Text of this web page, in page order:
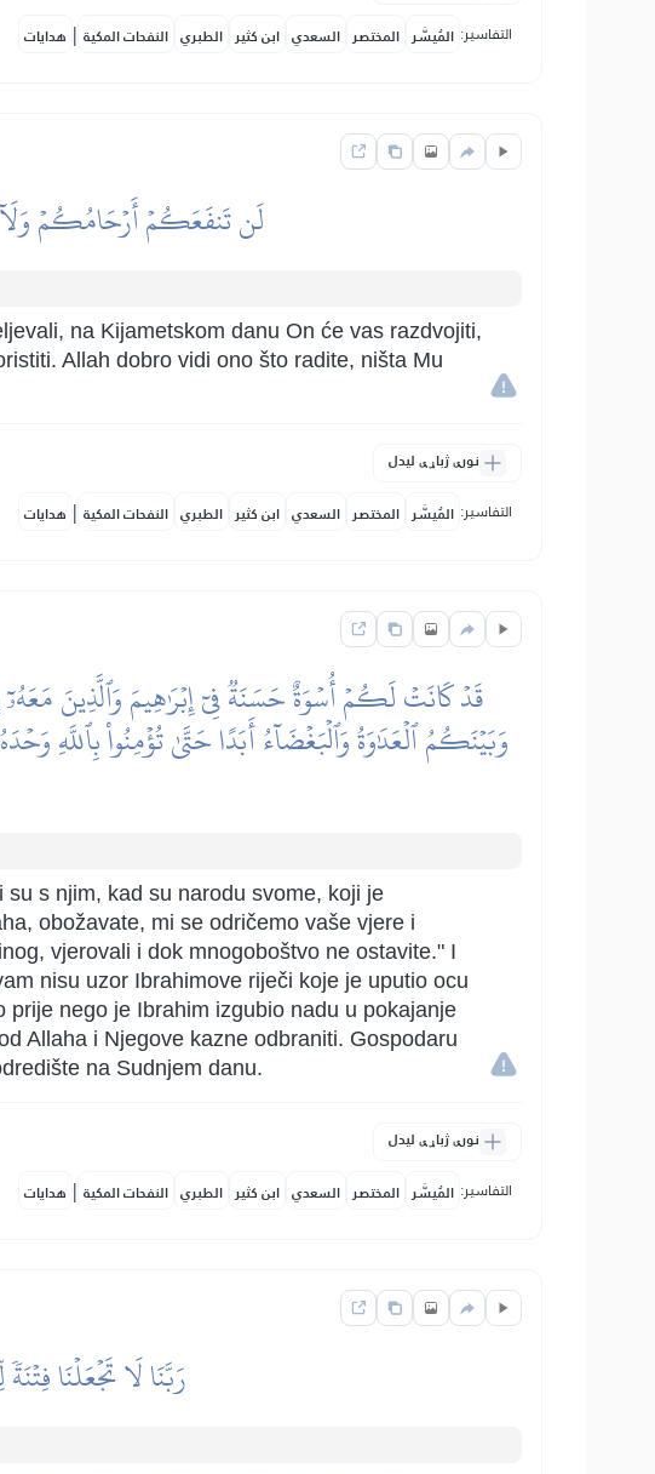
التفاسير: المُيسَّر المختصر السعدي ابن كثير الطبري النفحات المكية | هدايات
لَن تَنفَعَكُمۡ أَرۡحَامُكُمۡ
na Kijametskom danu On će vas razdvojiti,
Allah dobro vidi ono što radite, ništa Mu
نورې ژباړې لیدل
التفاسير: المُيسَّر المختصر السعدي ابن كثير الطبري النفحات المكية | هدايات
قَدۡ كَانَتۡ لَكُمۡ أُسۡوَةٌ حَسَنَةٞ فِيٓ إِبۡرَٰهِيمَ وَٱلَّذِينَ
وَبَيۡنَكُمُ ٱلۡعَدَٰوَةُ وَٱلۡبَغۡضَآءُ أَبَدًا حَتَّىٰ تُؤۡمِنُواْ بِٱللَّهِ
s njim, kad su narodu svome, koji je
obožavate, mi se odričemo vaše vjere i
vjerovali i dok mnogoboštvo ne ostavite." I
nisu uzor Ibrahimove riječi koje je uputio ocu
nego je Ibrahim izgubio nadu u pokajanje
Allaha i Njegove kazne odbraniti. Gospodaru
na Sudnjem danu.
نورې ژباړې لیدل
التفاسير: المُيسَّر المختصر السعدي ابن كثير الطبري النفحات المكية | هدايات
رَبَّنَا لَا تَجۡعَلۡنَا